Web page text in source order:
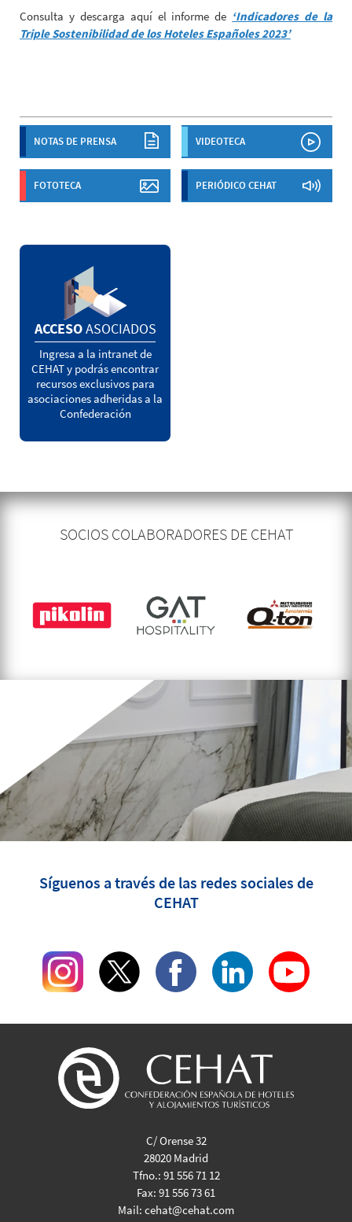
NOTAS DE PRENSA VIDEOTECA
FOTOTECA PERIÓDICO CEHAT
ACCESOASOCIADOS
Ingresa a la intranet de
CEHAT y podrás encontrar
recursos exclusivos para
asociaciones adheridas a la
Confederación
Consulta y descarga aquí el informe de ‘Indicadores de la
Triple Sostenibilidad de los Hoteles Españoles 2023’
SOCIOS COLABORADORES DE CEHAT
Síguenos a través de las redes sociales de
CEHAT
C/ Orense 32
28020 Madrid
Tfno.: 91 556 71 12
Fax: 91 556 73 61
Mail: cehat@cehat.com